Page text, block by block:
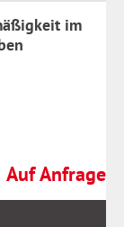
im
Regulärer Preis:
Auf Anfrage